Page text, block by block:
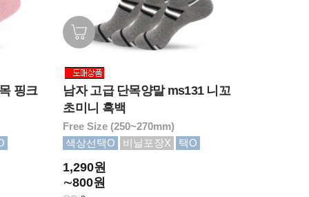
핑크
남자 고급 단목양말 ms131 니꼬
초미니 흑백
Free Size (250~270mm)
색상선택O
비닐포장X 택O
1,290원
∼800원